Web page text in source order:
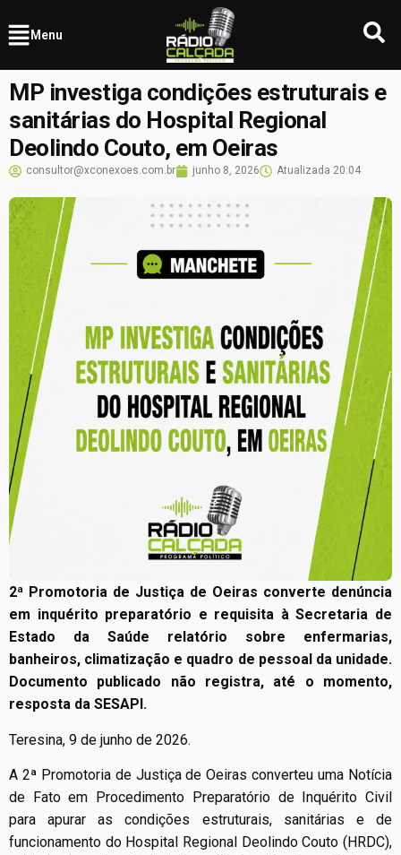
Menu
MP investiga condições estruturais e
sanitárias do Hospital Regional
Deolindo Couto, em Oeiras
consultor@xconexoes.com.br junho 8, 2026 Atualizada 20:04
2ª Promotoria de Justiça de Oeiras converte denúncia
em inquérito preparatório e requisita à Secretaria de
Estado da Saúde relatório sobre enfermarias,
banheiros, climatização e quadro de pessoal da unidade.
Documento publicado não registra, até o momento,
resposta da SESAPI.
Teresina, 9 de junho de 2026.
A 2ª Promotoria de Justiça de Oeiras converteu uma Notícia
de Fato em Procedimento Preparatório de Inquérito Civil
para apurar as condições estruturais, sanitárias e de
funcionamento do Hospital Regional Deolindo Couto (HRDC),